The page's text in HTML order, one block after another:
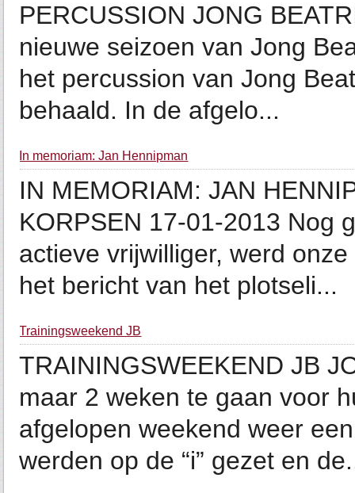
PERCUSSION JONG
nieuwe seizoen van Jong
het percussion van Jong
behaald. In de afgelo...
In memoriam: Jan Hennipman
IN MEMORIAM: JAN
KORPSEN 17-01-2013 Nog
actieve vrijwilliger, werd
het bericht van het plotseli...
Trainingsweekend JB
TRAININGSWEEKEND JB
maar 2 weken te gaan voor
afgelopen weekend weer
werden op de “i” gezet en